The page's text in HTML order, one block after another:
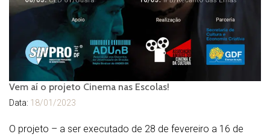
Vem aí o projeto Cinema nas Escolas!
Data: 18/01/2023
O projeto – a ser executado de 28 de fevereiro a 16 de